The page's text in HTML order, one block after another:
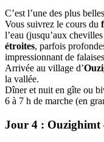
C’est l’une des plus
Vous suivrez le cours du
l’eau (jusqu’aux
étroites, parfois
impressionnant de
Arrivée au village d’
la vallée.
Dîner et nuit en gîte ou
6 à 7 h de marche (en
Jour 4 : Ouzighimt